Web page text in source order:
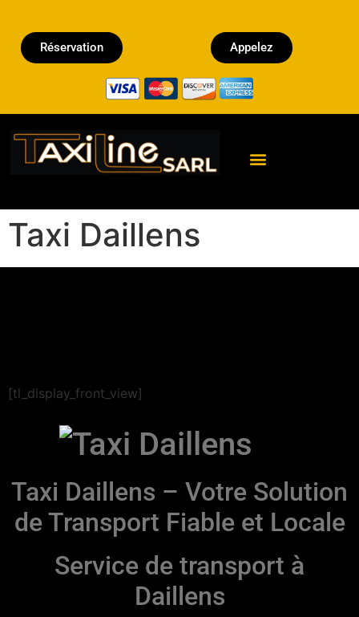
Réservation Appelez
Taxi Daillens
[tl_display_front_view]
Taxi Daillens – Votre Solution
de Transport Fiable et Locale
Service de transport à
Daillens